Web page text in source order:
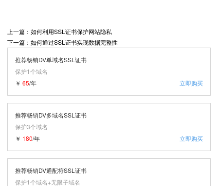
上一篇：如何利用SSL证书保护网站隐私
下一篇：如何通过SSL证书实现数据完整性
推荐畅销DV单域名SSL证书
保护1个域名
立即购买
￥ 65/年
推荐畅销DV多域名SSL证书
保护3个域名
立即购买
￥ 180/年
推荐畅销DV通配符SSL证书
保护1个域名+无限子域名